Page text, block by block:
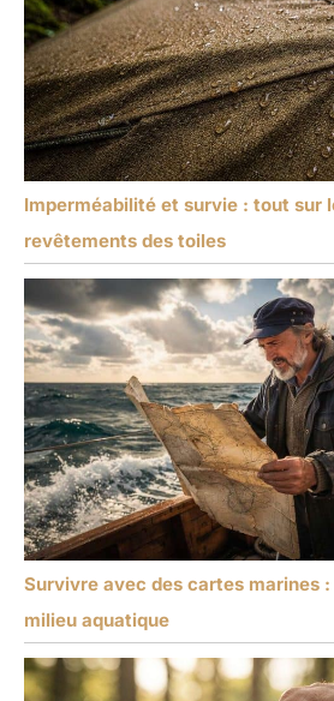
Imperméabilité et survie : tout sur
revêtements des toiles
Survivre avec des cartes marines
milieu aquatique